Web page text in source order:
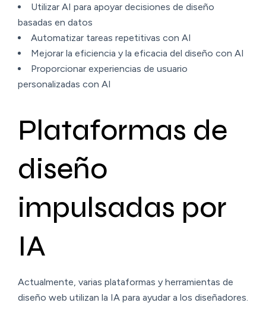
Utilizar AI para apoyar decisiones de diseño
basadas en datos
Automatizar tareas repetitivas con AI
Mejorar la eficiencia y la eficacia del diseño con AI
Proporcionar experiencias de usuario
personalizadas con AI
Plataformas de
diseño
impulsadas por
IA
Actualmente, varias plataformas y herramientas de
diseño web utilizan la IA para ayudar a los diseñadores.